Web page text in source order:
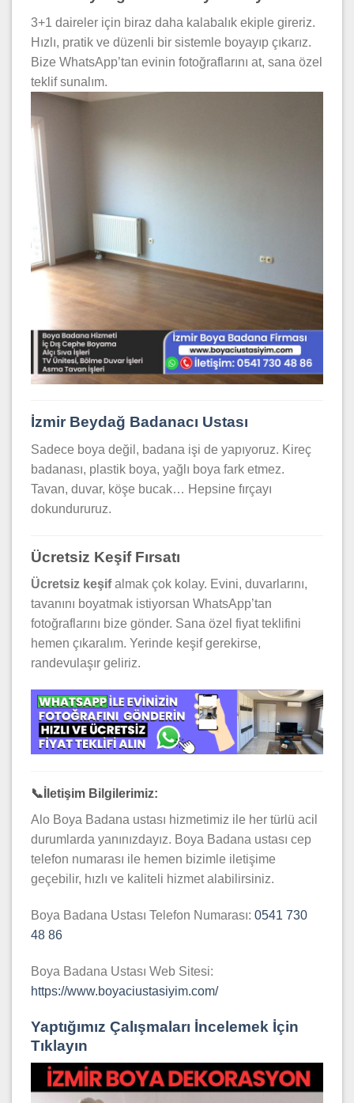
3+1 daireler için biraz daha kalabalık ekiple gireriz.
Hızlı, pratik ve düzenli bir sistemle boyayıp çıkarız.
Bize WhatsApp’tan evinin fotoğraflarını at, sana özel
teklif sunalım.
İzmir Beydağ Badanacı Ustası
Sadece boya değil, badana işi de yapıyoruz. Kireç
badanası, plastik boya, yağlı boya fark etmez.
Tavan, duvar, köşe bucak… Hepsine fırçayı
dokundururuz.
Ücretsiz Keşif Fırsatı
Ücretsiz keşifalmak çok kolay. Evini, duvarlarını,
tavanını boyatmak istiyorsan WhatsApp’tan
fotoğraflarını bize gönder. Sana özel fiyat teklifini
hemen çıkaralım. Yerinde keşif gerekirse,
randevulaşır geliriz.
📞 İletişim Bilgilerimiz:
Alo Boya Badana ustası hizmetimiz ile her türlü acil
durumlarda yanınızdayız. Boya Badana ustası cep
telefon numarası ile hemen bizimle iletişime
geçebilir, hızlı ve kaliteli hizmet alabilirsiniz.
Boya Badana Ustası Telefon Numarası: 0541 730
48 86
Boya Badana Ustası Web Sitesi:
https://www.boyaciustasiyim.com/
Yaptığımız Çalışmaları İncelemek İçin
Tıklayın